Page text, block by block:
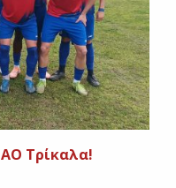
Τρίκαλα!